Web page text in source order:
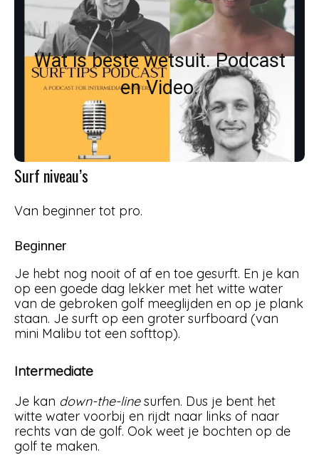
Wat is beste wetsuit. Podcast
en Video.
Podcast: wat is het beste
wetsuit?
Ontdek in deze podcast wat voor wetsuits
er zijn? En wat het beste wetsuit is.
Check de podcast en video met de
Surfoloog en Pepijn Tigges
Surf niveau’s
Van beginner tot pro.
Beginner
Je hebt nog nooit of af en toe gesurft. En je kan
op een goede dag lekker met het witte water
van de gebroken golf meeglijden en op je plank
staan. Je surft op een groter surfboard (van
mini Malibu tot een softtop).
Intermediate
Je kan down-the-linesurfen. Dus je bent het
witte water voorbij en rijdt naar links of naar
rechts van de golf. Ook weet je bochten op de
golf te maken.